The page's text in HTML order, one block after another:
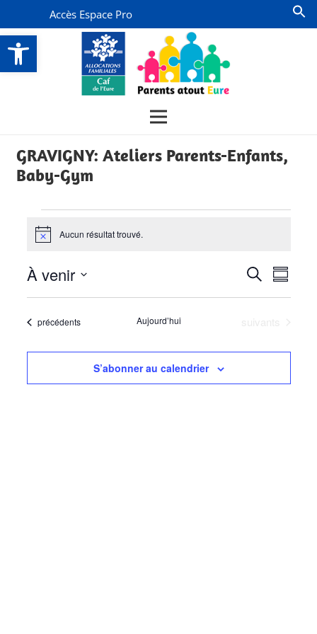
Ouvrir la barre d’outils
Accès Espace Pro
GRAVIGNY: Ateliers Parents-Enfants,
Baby-Gym
Évènements
Notice Aucun résultat trouvé.
et
Recherche
de
Résumé
À venir
Sélectionnez
date
Évènements
précédents Aujourd’hui
S’abonner au calendrier